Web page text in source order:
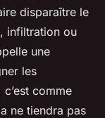
disparaître le
infiltration ou
une
les
comme
ne tiendra pas